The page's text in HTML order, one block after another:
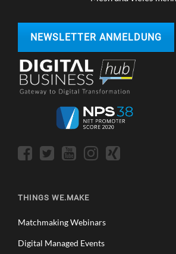
NEWSLETTER ANMELDUNG
THINGS WE.MAKE
Matchmaking Webinars
Digital Managed Events